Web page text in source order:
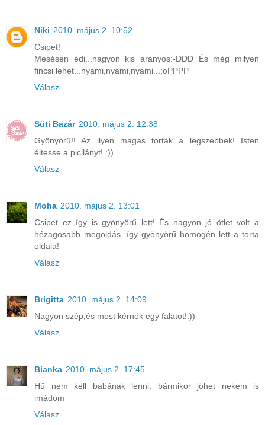
Niki 2010. május 2. 10:52
Csipet!
Mesésen édi...nagyon kis aranyos:-DDD És még milyen
fincsi lehet...nyami,nyami,nyami...;oPPPP
Válasz
Süti Bazár 2010. május 2. 12:38
Gyönyörű!! Az ilyen magas torták a legszebbek! Isten
éltesse a picilányt! :))
Válasz
Moha 2010. május 2. 13:01
Csipet ez így is gyönyörű lett! És nagyon jó ötlet volt a
hézagosabb megoldás, így gyönyörű homogén lett a torta
oldala!
Válasz
Brigitta 2010. május 2. 14:09
Nagyon szép,és most kérnék egy falatot!:))
Válasz
Bianka 2010. május 2. 17:45
Hű nem kell babának lenni, bármikor jöhet nekem is
imádom
Válasz